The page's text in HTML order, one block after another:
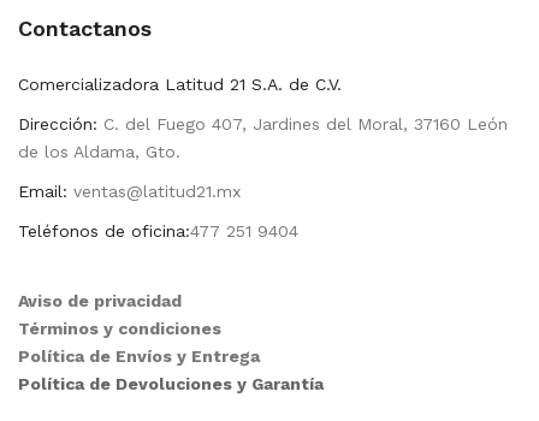
Contactanos
Comercializadora Latitud 21 S.A. de C.V.
Dirección: C. del Fuego 407, Jardines del Moral, 37160 León
de los Aldama, Gto.
Email: ventas@latitud21.mx
Teléfonos de oficina:477 251 9404
Aviso de privacidad
Términos y condiciones
Política de Envíos y Entrega
Política de Devoluciones y Garantía